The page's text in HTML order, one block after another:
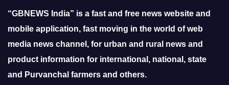
“GBNEWS India” is a fast and free news website and
mobile application, fast moving in the world of web
media news channel, for urban and rural news and
product information for international, national, state
and Purvanchal farmers and others.